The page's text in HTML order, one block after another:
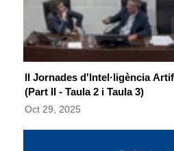
II Jornades d'Intel·ligència
(Part II - Taula 2 i Taula 3)
Oct 29, 2025